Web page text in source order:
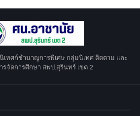
ทศก์ชำนาญการพิเศษ กลุ่มนิเทศ ติดตาม และ
รจัดการศึกษา สพป.สุรินทร์ เขต 2